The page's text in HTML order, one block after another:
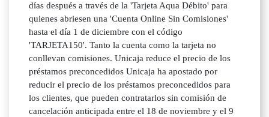
días después a través de la 'Tarjeta Aqua Débito' para
quienes abriesen una 'Cuenta Online Sin Comisiones'
hasta el día 1 de diciembre con el código
'TARJETA150'. Tanto la cuenta como la tarjeta no
conllevan comisiones. Unicaja reduce el precio de los
préstamos preconcedidos Unicaja ha apostado por
reducir el precio de los préstamos preconcedidos para
los clientes, que pueden contratarlos sin comisión de
cancelación anticipada entre el 18 de noviembre y el 9